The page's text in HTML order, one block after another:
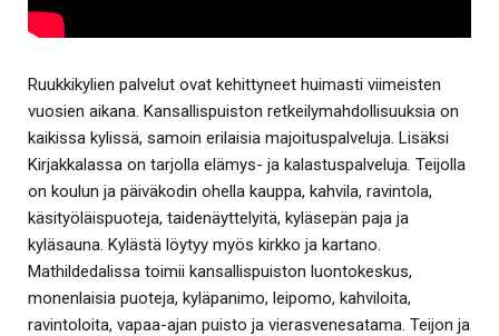
Ruukkikylien palvelut ovat kehittyneet huimasti viimeisten
vuosien aikana. Kansallispuiston retkeilymahdollisuuksia on
kaikissa kylissä, samoin erilaisia majoituspalveluja. Lisäksi
Kirjakkalassa on tarjolla elämys- ja kalastuspalveluja. Teijolla
on koulun ja päiväkodin ohella kauppa, kahvila, ravintola,
käsityöläispuoteja, taidenäyttelyitä, kyläsepän paja ja
kyläsauna. Kylästä löytyy myös kirkko ja kartano.
Mathildedalissa toimii kansallispuiston luontokeskus,
monenlaisia puoteja, kyläpanimo, leipomo, kahviloita,
ravintoloita, vapaa-ajan puisto ja vierasvenesatama. Teijon ja